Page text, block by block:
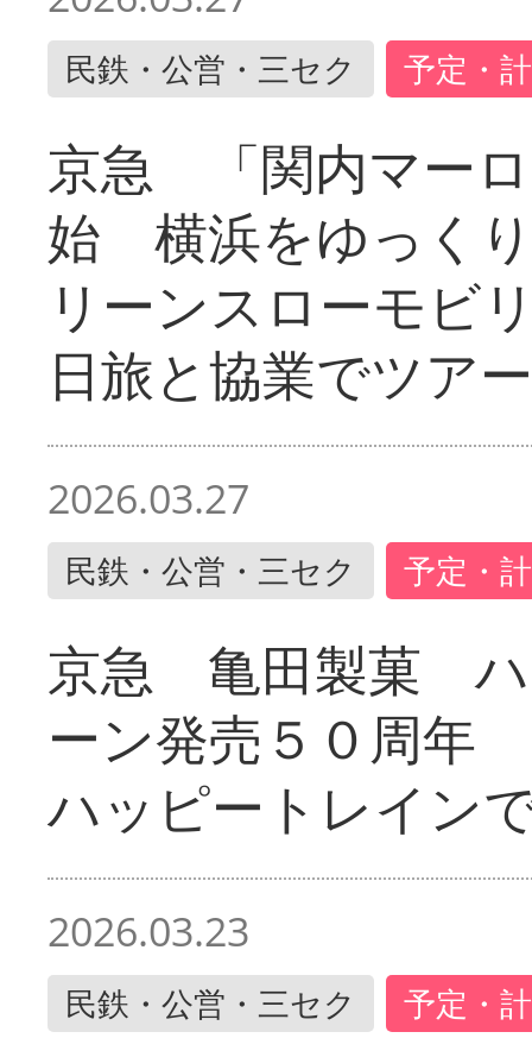
民鉄・公営・三セク 予定・
京急 「関内マー
始 横浜をゆっく
リーンスローモ
日旅と協業でツアー
2026.03.27
民鉄・公営・三セク 予定・
京急 亀田製菓 ハ
ーン発売５０周年
ハッピートレイン
2026.03.23
民鉄・公営・三セク 予定・